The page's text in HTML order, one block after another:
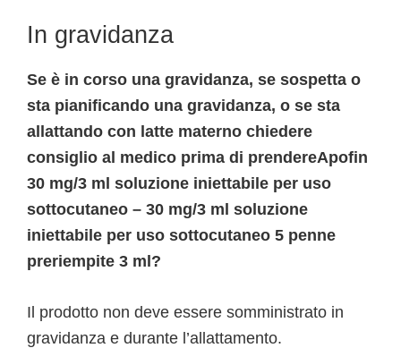
In gravidanza
Se è in corso una gravidanza, se sospetta o
sta pianificando una gravidanza, o se sta
allattando con latte materno chiedere
consiglio al medico prima di prendereApofin
30 mg/3 ml soluzione iniettabile per uso
sottocutaneo – 30 mg/3 ml soluzione
iniettabile per uso sottocutaneo 5 penne
preriempite 3 ml?
Il prodotto non deve essere somministrato in
gravidanza e durante l’allattamento.